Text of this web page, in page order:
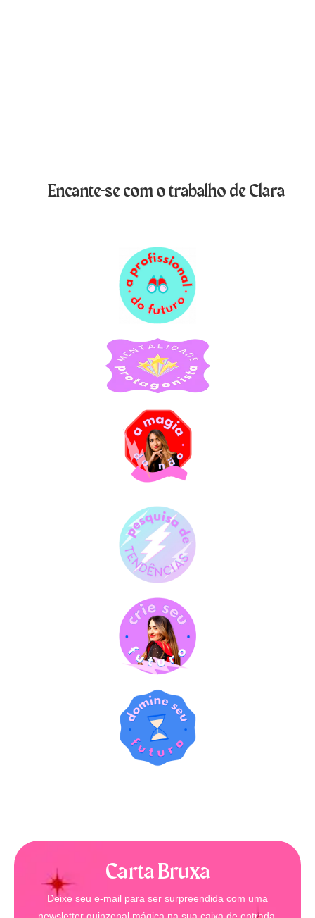
Encante-se com o trabalho de Clara
Carta Bruxa
Deixe seu e-mail para ser surpreendida com uma